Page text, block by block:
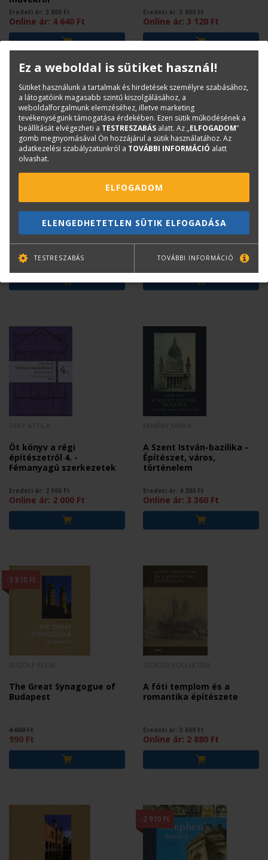
Eredeti ár: 5 800 Ft
Online ár: 4 640 Ft
Eredeti ár: 3 900 Ft
Online ár: 3 120 Ft
Magyarországon 1782-
Eredeti ár:
Online ár:11 920Ft
PATTANTYÚS-ÁBRAHÁM ÁDÁM
Online ár: 3 840Ft
Öt könyv a régi
építészetről 4. -
Fémanyagú szerkezetek
Eredeti ár: 2 500 Ft
Online ár: 2 000 Ft
A Szent István-bazilika -
Építészet, város,
történelem
Eredeti ár: 4 200 Ft
Online ár: 3 360 Ft
-3 810 Ft
The Great Synagogue of
Budapest
4 800 Ft
990 Ft
A fóti templom és a
romantika építészete
Eredeti ár: 3 600 Ft
Online ár: 2 880 Ft
-2 910 Ft
Ez a weboldal is sütiket használ!
Sütiket használunk a tartalmak és hirdetések személyre szabásához,
a látogatóink magasabb szintű kiszolgálásához, a
weboldalforgalmunk elemzéséhez, illetve marketing
tevékenységünk támogatása érdekében. Ezen sütik működésének a
beállítását elvégezheti a TESTRESZABÁS alatt. Az „ELFOGADOM”
gomb megnyomásával Ön hozzájárul a sütik használatához. Az
adatkezelési szabályzatunkról a TOVÁBBI INFORMÁCIÓ alatt
olvashat.
ELFOGADOM
ELENGEDHETETLEN SÜTIK ELFOGADÁSA
TESTRESZABÁS TOVÁBBI INFORMÁCIÓ